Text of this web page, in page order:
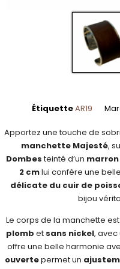
ÉtiquetteAR19
Apportez une touche de
manchette Majesté,
Dombesteinté d’un
2 cmlui confère une
délicate du cuir de
bijou
Le corps de la manchette
plomb et sans nickel, avec
offre une belle harmonie
ouvertepermet un